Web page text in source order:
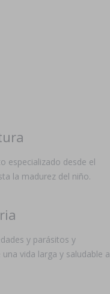
especializado desde el
la madurez del niño.
y parásitos y
vida larga y saludable a